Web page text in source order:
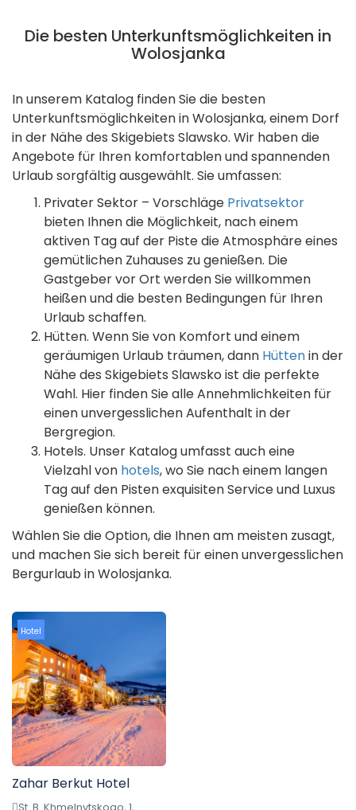
Die besten Unterkunftsmöglichkeiten in
Wolosjanka
In unserem Katalog finden Sie die besten
Unterkunftsmöglichkeiten in Wolosjanka, einem Dorf
in der Nähe des Skigebiets Slawsko. Wir haben die
Angebote für Ihren komfortablen und spannenden
Urlaub sorgfältig ausgewählt. Sie umfassen:
Privater Sektor – Vorschläge Privatsektor
bieten Ihnen die Möglichkeit, nach einem
aktiven Tag auf der Piste die Atmosphäre eines
gemütlichen Zuhauses zu genießen. Die
Gastgeber vor Ort werden Sie willkommen
heißen und die besten Bedingungen für Ihren
Urlaub schaffen.
Hütten. Wenn Sie von Komfort und einem
geräumigen Urlaub träumen, dann Hüttenin der
Nähe des Skigebiets Slawsko ist die perfekte
Wahl. Hier finden Sie alle Annehmlichkeiten für
einen unvergesslichen Aufenthalt in der
Bergregion.
Hotels. Unser Katalog umfasst auch eine
Vielzahl von hotels, wo Sie nach einem langen
Tag auf den Pisten exquisiten Service und Luxus
genießen können.
Wählen Sie die Option, die Ihnen am meisten zusagt,
und machen Sie sich bereit für einen unvergesslichen
Bergurlaub in Wolosjanka.
Hotel
Zahar Berkut Hotel